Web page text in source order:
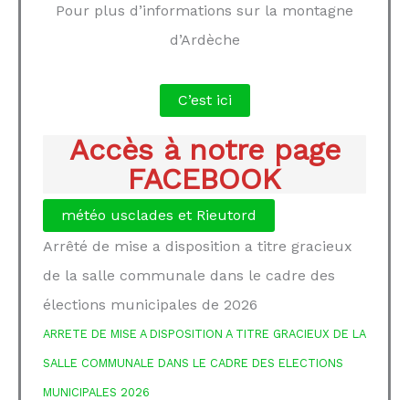
Pour plus d’informations sur la montagne
d’Ardèche
C’est ici
Accès à notre page
FACEBOOK
météo usclades et Rieutord
Arrêté de mise a disposition a titre gracieux
de la salle communale dans le cadre des
élections municipales de 2026
ARRETE DE MISE A DISPOSITION A TITRE GRACIEUX DE LA
SALLE COMMUNALE DANS LE CADRE DES ELECTIONS
MUNICIPALES 2026